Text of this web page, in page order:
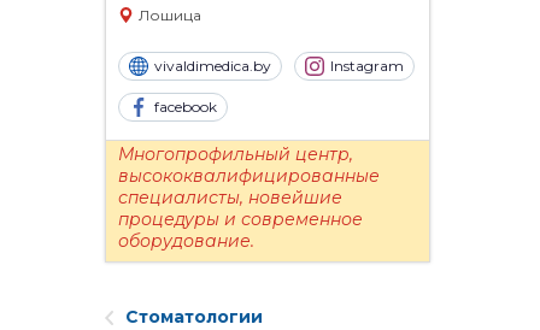
Лошица
vivaldimedica.by Instagram
facebook
Многопрофильный центр,
широкий спектр
стоматологических и
косметологических услуг
(обертывания, эпиляция).
Многопрофильный центр,
высококвалифицированные
специалисты, новейшие
процедуры и современное
оборудование.
Стоматологии